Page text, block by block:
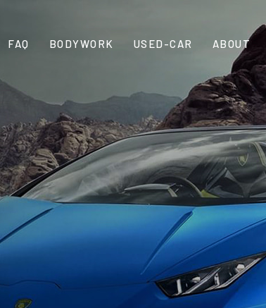
FAQ BODYWORK USED-CAR ABOUT